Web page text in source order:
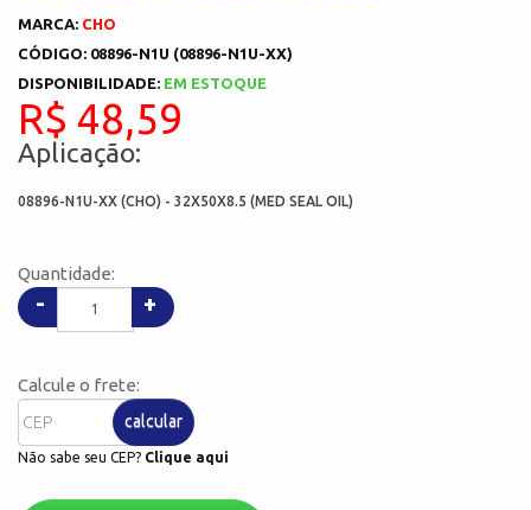
MARCA: CHO
CÓDIGO: 08896-N1U (08896-N1U-XX)
DISPONIBILIDADE: EM ESTOQUE
R$ 48,59
Aplicação:
08896-N1U-XX (CHO) - 32X50X8.5 (MED SEAL OIL)
Quantidade:
- +
Calcule o frete:
calcular
Não sabe seu CEP? Clique aqui